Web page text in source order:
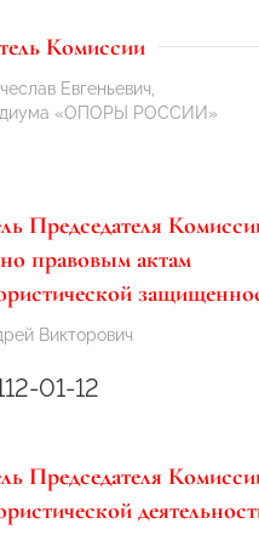
Комиссии
Евгеньевич,
«ОПОРЫ РОССИИ»
Председателя
правовым актам
Викторович
01-12
Председателя